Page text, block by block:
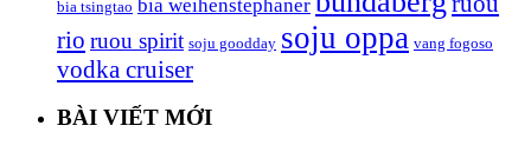
bia tsingtao bia weihenstephaner
rio ruou spirit soju goodday soju oppa vang fogoso
vodka cruiser
BÀI VIẾT MỚI